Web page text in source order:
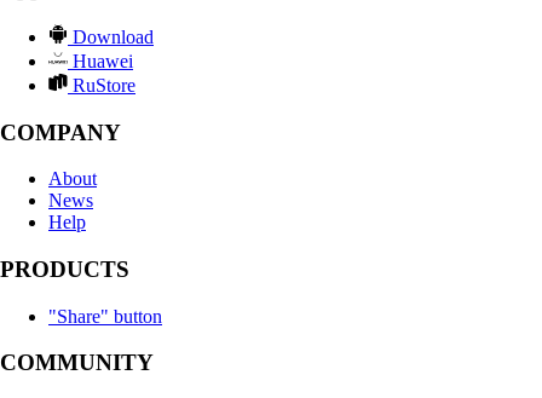
Download
Huawei
RuStore
COMPANY
About
News
Help
PRODUCTS
"Share" button
COMMUNITY